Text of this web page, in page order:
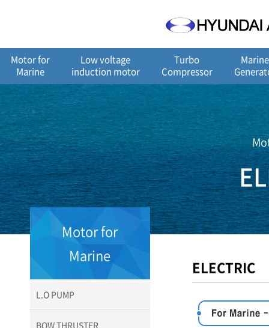
로
가
기
로
바
로
기
Motor for
Marine
Low voltage
induction motor
Turbo
Compressor
Marine
Motor for
Marine
L.O PUMP
BOW THRUSTER
ELECTRIC